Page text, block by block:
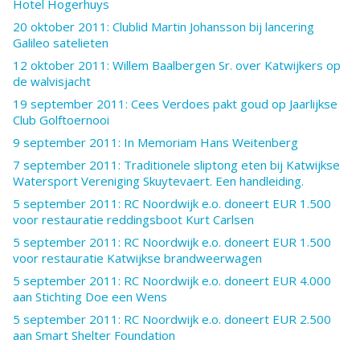
Hotel Hogerhuys
20 oktober 2011: Clublid Martin Johansson bij lancering
Galileo satelieten
12 oktober 2011: Willem Baalbergen Sr. over Katwijkers op
de walvisjacht
19 september 2011: Cees Verdoes pakt goud op Jaarlijkse
Club Golftoernooi
9 september 2011: In Memoriam Hans Weitenberg
7 september 2011: Traditionele sliptong eten bij Katwijkse
Watersport Vereniging Skuytevaert. Een handleiding.
5 september 2011: RC Noordwijk e.o. doneert EUR 1.500
voor restauratie reddingsboot Kurt Carlsen
5 september 2011: RC Noordwijk e.o. doneert EUR 1.500
voor restauratie Katwijkse brandweerwagen
5 september 2011: RC Noordwijk e.o. doneert EUR 4.000
aan Stichting Doe een Wens
5 september 2011: RC Noordwijk e.o. doneert EUR 2.500
aan Smart Shelter Foundation